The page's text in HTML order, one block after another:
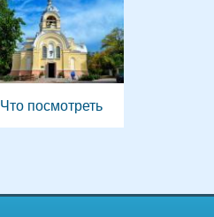
Что посмотреть